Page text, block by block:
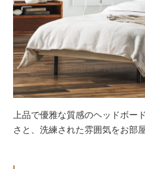
上品で優雅な質感のヘッドボー
さと、洗練された雰囲気をお部